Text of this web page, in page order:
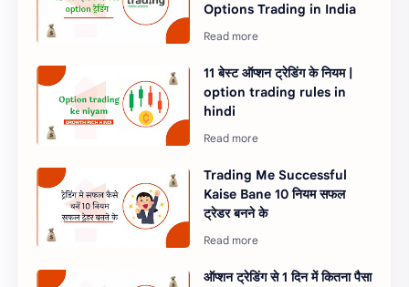
Options Trading in India
11 बेस्ट ऑप्शन ट्रेडिंग के नियम |
option trading rules in
hindi
Trading Me Successful
Kaise Bane 10 नियम सफल
ट्रेडर बनने के
ऑप्शन ट्रेडिंग से 1 दिन में कितना पैसा